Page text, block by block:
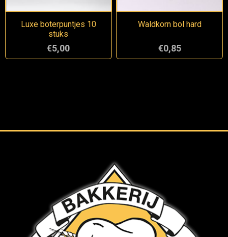
Luxe boterpuntjes 10
stuks
€5,00
Waldkorn bol hard
€0,85